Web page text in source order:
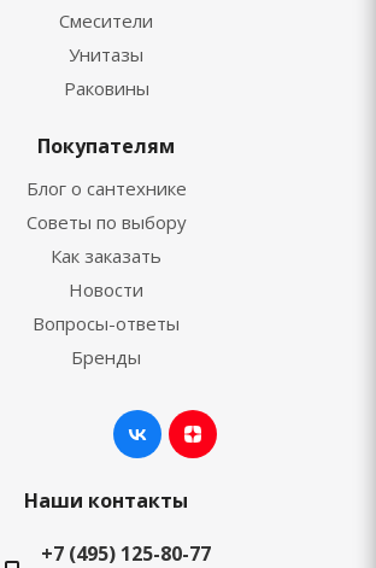
Смесители
Унитазы
Раковины
Покупателям
Блог о сантехнике
Советы по выбору
Как заказать
Новости
Вопросы-ответы
Бренды
Наши контакты
+7 (495) 125-80-77